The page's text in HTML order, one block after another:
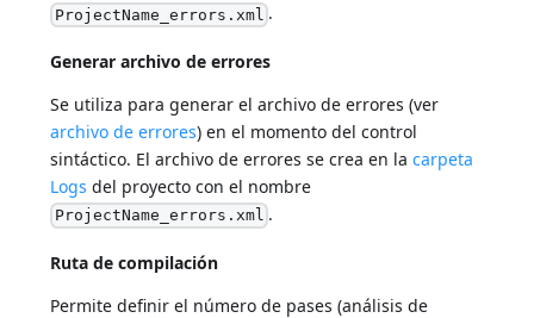
ProjectName_errors.xml .
Generar archivo de errores
Se utiliza para generar el archivo de errores (ver
archivo de errores) en el momento del control
sintáctico. El archivo de errores se crea en lacarpeta
Logs del proyecto con el nombre
ProjectName_errors.xml .
Ruta de compilación
Permite definir el número de pases (análisis de